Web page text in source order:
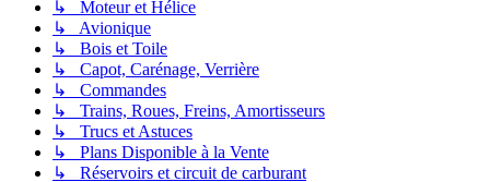
↳ Moteur et Hélice
↳ Avionique
↳ Bois et Toile
↳ Capot, Carénage, Verrière
↳ Commandes
↳ Trains, Roues, Freins, Amortisseurs
↳ Trucs et Astuces
↳ Plans Disponible à la Vente
↳ Réservoirs et circuit de carburant